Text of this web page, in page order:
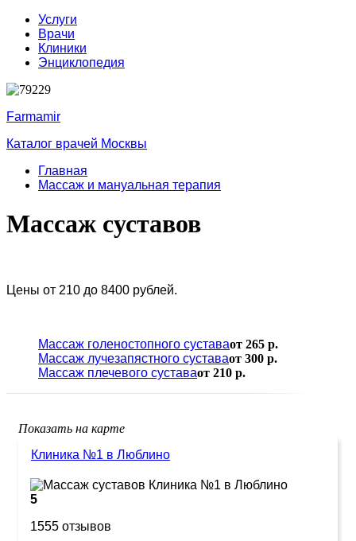
Услуги
Врачи
Клиники
Энциклопедия
Farmamir
Каталог врачей Москвы
Главная
Массаж и мануальная терапия
Массаж суставов
Цены от 210 до 8400 рублей.
Массаж голеностопного суставаот 265 р.
Массаж лучезапястного суставаот 300 р.
Массаж плечевого суставаот 210 р.
Показать на карте
Клиника №1 в Люблино
5
1555 отзывов